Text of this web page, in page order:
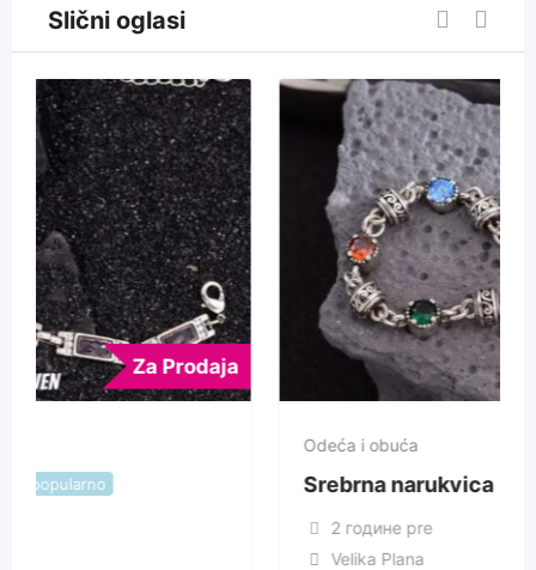
Slični oglasi
Za Prodaja
Srebrna narukvica popularno